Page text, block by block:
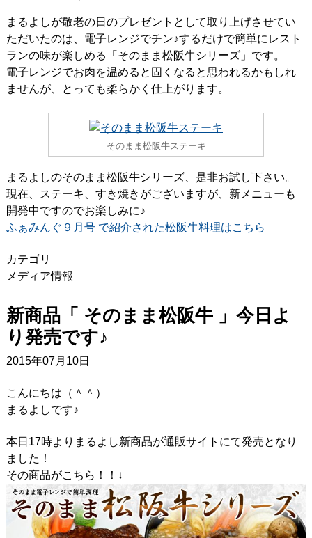
まるよしが敬老の日のプレゼントとして取り上げさせてい
ただいたのは、電子レンジでチン♪するだけで簡単にレスト
ランの味が楽しめる「そのまま松阪牛シリーズ」です。
電子レンジでお肉を温めると固くなると思われるかもしれ
ませんが、とっても柔らかく仕上がります。
そのまま松阪牛ステーキ
まるよしのそのまま松阪牛シリーズ、是非お試し下さい。
現在、ステーキ、すき焼きがございますが、新メニューも
開発中ですのでお楽しみに♪
ふぁみんぐ９月号 で紹介された松阪牛料理はこちら
カテゴリ
メディア情報
新商品「 そのまま松阪牛 」今日よ
り発売です♪
2015年07月10日
こんにちは（＾＾）
まるよしです♪
本日17時よりまるよし新商品が通販サイトにて発売となり
ました！
その商品がこちら！！↓